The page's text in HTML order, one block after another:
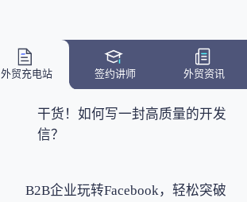
外贸充电站 签约讲师 外贸资讯
干货！如何写一封高质量的开发
信？
B2B企业玩转Facebook，轻松突破